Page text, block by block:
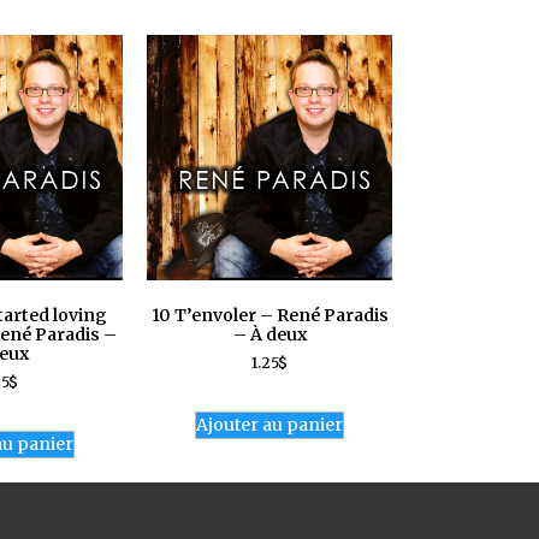
loving
Paradis –
$
panier
10 T’envoler – René Paradis
– À deux
1.25$
Ajouter au panier